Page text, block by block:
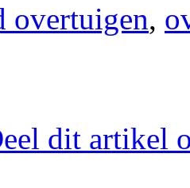
overtuigen,
dit artikel